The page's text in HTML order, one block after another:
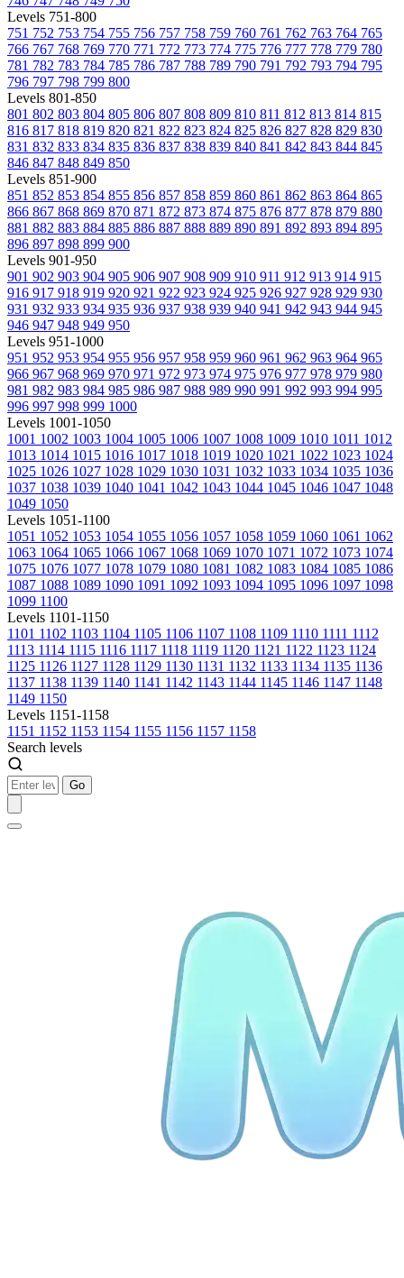
Levels 751-800
751 752 753 754 755 756 757 758 759 760 761 762 763 764 765
766 767 768 769 770 771 772 773 774 775 776 777 778 779 780
781 782 783 784 785 786 787 788 789 790 791 792 793 794 795
796 797 798 799 800
Levels 801-850
801 802 803 804 805 806 807 808 809 810 811 812 813 814 815
816 817 818 819 820 821 822 823 824 825 826 827 828 829 830
831 832 833 834 835 836 837 838 839 840 841 842 843 844 845
846 847 848 849 850
Levels 851-900
851 852 853 854 855 856 857 858 859 860 861 862 863 864 865
866 867 868 869 870 871 872 873 874 875 876 877 878 879 880
881 882 883 884 885 886 887 888 889 890 891 892 893 894 895
896 897 898 899 900
Levels 901-950
901 902 903 904 905 906 907 908 909 910 911 912 913 914 915
916 917 918 919 920 921 922 923 924 925 926 927 928 929 930
931 932 933 934 935 936 937 938 939 940 941 942 943 944 945
946 947 948 949 950
Levels 951-1000
951 952 953 954 955 956 957 958 959 960 961 962 963 964 965
966 967 968 969 970 971 972 973 974 975 976 977 978 979 980
981 982 983 984 985 986 987 988 989 990 991 992 993 994 995
996 997 998 999 1000
Levels 1001-1050
1001 1002 1003 1004 1005 1006 1007 1008 1009 1010 1011 1012
1013 1014 1015 1016 1017 1018 1019 1020 1021 1022 1023 1024
1025 1026 1027 1028 1029 1030 1031 1032 1033 1034 1035 1036
1037 1038 1039 1040 1041 1042 1043 1044 1045 1046 1047 1048
1049 1050
Levels 1051-1100
1051 1052 1053 1054 1055 1056 1057 1058 1059 1060 1061 1062
1063 1064 1065 1066 1067 1068 1069 1070 1071 1072 1073 1074
1075 1076 1077 1078 1079 1080 1081 1082 1083 1084 1085 1086
1087 1088 1089 1090 1091 1092 1093 1094 1095 1096 1097 1098
1099 1100
Levels 1101-1150
1101 1102 1103 1104 1105 1106 1107 1108 1109 1110 1111 1112
1113 1114 1115 1116 1117 1118 1119 1120 1121 1122 1123 1124
1125 1126 1127 1128 1129 1130 1131 1132 1133 1134 1135 1136
1137 1138 1139 1140 1141 1142 1143 1144 1145 1146 1147 1148
1149 1150
Levels 1151-1158
1151 1152 1153 1154 1155 1156 1157 1158
Search levels
Go